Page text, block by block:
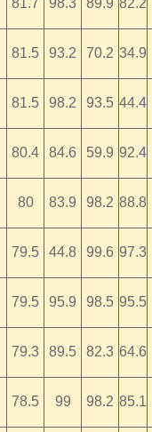
81.7 98.3 89.9 82.2
81.5 93.2 70.2 34.9
81.5 98.2 93.5 44.4
80.4 84.6 59.9 92.4
80 83.9 98.2 88.8
79.5 44.8 99.6 97.3
79.5 95.9 98.5 95.5
79.3 89.5 82.3 64.6
78.5 99 98.2 85.1